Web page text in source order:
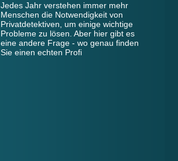
Jedes Jahr verstehen immer mehr
Menschen die Notwendigkeit von
Privatdetektiven, um einige wichtige
Probleme zu lösen. Aber hier gibt es
eine andere Frage - wo genau finden
Sie einen echten Profi